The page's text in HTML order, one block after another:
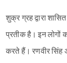
शुक्र ग्रह द्वारा
प्रतीक है। इन लोगों
करते हैं। रणवीर